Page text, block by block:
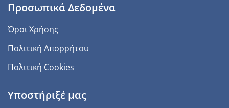
Προσωπικά Δεδομένα
Όροι Χρήσης
Πολιτική Απορρήτου
Πολιτική Cookies
Υποστήριξέ μας